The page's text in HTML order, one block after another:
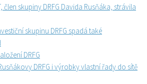
člen skupiny DRFG Davida Rusňáka, strávila
skupinu DRFG spadá také
DRFG
DRFG i výrobky vlastní řady do sítě